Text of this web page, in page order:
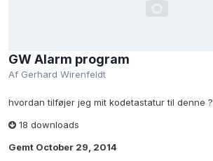
GW Alarm program
Af Gerhard Wirenfeldt
hvordan tilføjer jeg mit kodetastatur til denne ?
18 downloads
Gemt October 29, 2014